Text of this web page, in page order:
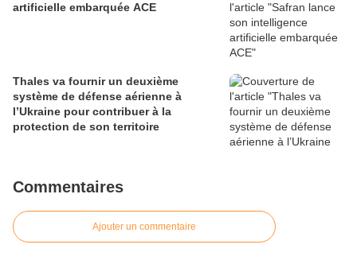
artificielle embarquée ACE
Thales va fournir un deuxième
système de défense aérienne à
l’Ukraine pour contribuer à la
protection de son territoire
Commentaires
Ajouter un commentaire